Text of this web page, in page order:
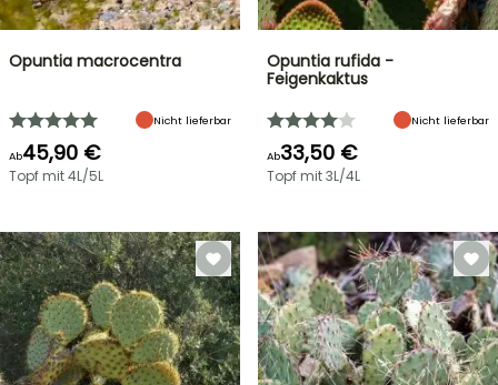
Opuntia macrocentra
Nicht lieferbar
Ab45,90 €
Topf mit 4L/5L
Opuntia rufida -
Feigenkaktus
Nicht lieferbar
Ab33,50 €
Topf mit 3L/4L